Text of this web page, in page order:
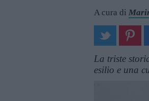
A cura di
La triste
esilio e una